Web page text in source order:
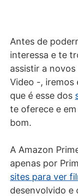
Antes de
interessa e te
assistir a
Video -, iremos
que é esse dos
te oferece e
bom.
A Amazon
apenas por
sites para ver
desenvolvido e